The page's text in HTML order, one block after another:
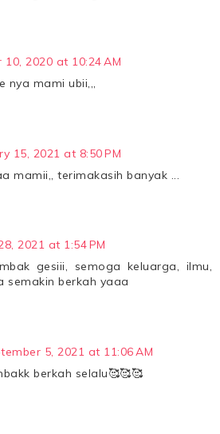
10, 2020 at 10:24 AM
nya mami ubii,,,
15, 2021 at 8:50 PM
mamii,, terimakasih banyak ...
2021 at 1:54 PM
gesiii, semoga keluarga, ilmu,
semakin berkah yaaa
5, 2021 at 11:06 AM
berkah selalu🥰🥰🥰